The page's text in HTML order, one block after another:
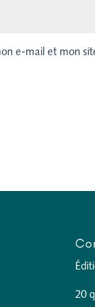
e-mail et mon
20